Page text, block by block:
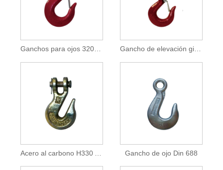
Ganchos para ojos 320AC
Gancho de ojo Din 688